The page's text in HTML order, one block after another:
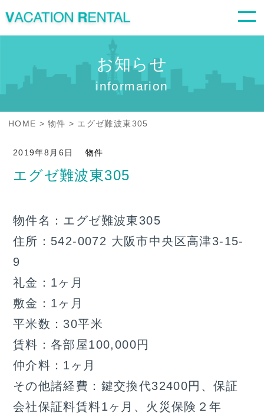
お知らせ
informarion
HOME 物件 エグゼ難波東305
2019年8月6日 物件
エグゼ難波東305
物件名：エグゼ難波東305
住所：542-0072 大阪市中央区高津3-15-
9
礼金：1ヶ月
敷金：1ヶ月
平米数：30平米
賃料：各部屋100,000円
仲介料：1ヶ月
その他諸経費：鍵交換代32400円、保証
会社保証料賃料1ヶ月、火災保険２年